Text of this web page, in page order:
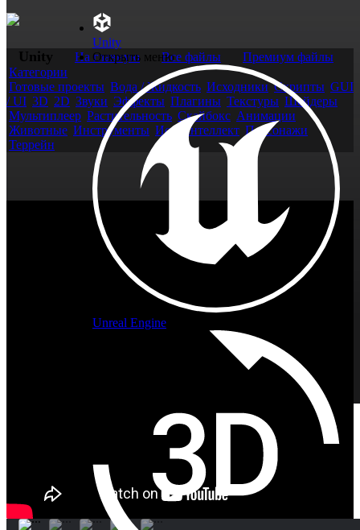
Unity
Открыть меню
Unreal Engine
Unity На главную Все файлы
Премиум файлы
Категории
Готовые проекты Вода / Жидкость Исходники Скрипты GUI
/ UI 3D 2D Звуки Эффекты Плагины Текстуры Шейдеры
Мультиплеер Растительность Скайбокс Анимации
Животные Инструменты Иск. интеллект Персонажи
Террейн